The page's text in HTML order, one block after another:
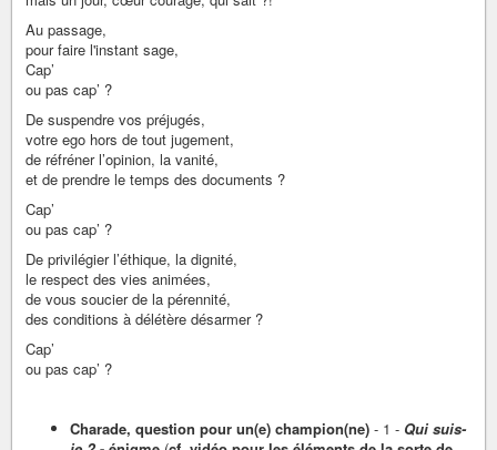
Au passage,
pour faire l'instant sage,
Cap’
ou pas cap’ ?
De suspendre vos préjugés,
votre ego hors de tout jugement,
de réfréner l’opinion, la vanité,
et de prendre le temps des documents ?
Cap’
ou pas cap’ ?
De privilégier l’éthique, la dignité,
le respect des vies animées,
de vous soucier de la pérennité,
des conditions à délétère désarmer ?
Cap’
ou pas cap’ ?
Charade, question pour un(e) champion(ne) - 1 - Qui suis-